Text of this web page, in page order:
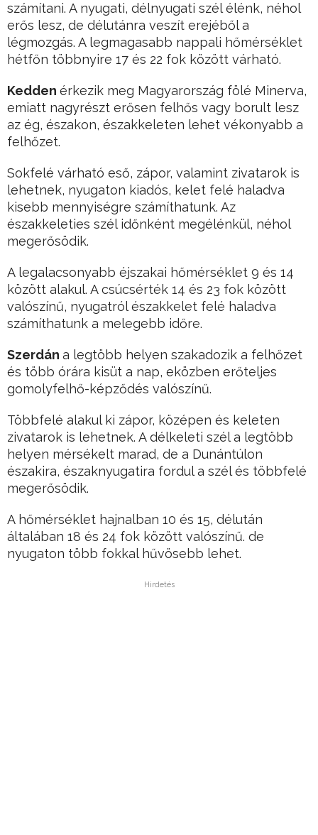
számítani. A nyugati, délnyugati szél élénk, néhol
erős lesz, de délutánra veszít erejéből a
légmozgás. A legmagasabb nappali hőmérséklet
hétfőn többnyire 17 és 22 fok között várható.
Kedden érkezik meg Magyarország fölé Minerva,
emiatt nagyrészt erősen felhős vagy borult lesz
az ég, északon, északkeleten lehet vékonyabb a
felhőzet.
Sokfelé várható eső, zápor, valamint zivatarok is
lehetnek, nyugaton kiadós, kelet felé haladva
kisebb mennyiségre számíthatunk. Az
északkeleties szél időnként megélénkül, néhol
megerősödik.
A legalacsonyabb éjszakai hőmérséklet 9 és 14
között alakul. A csúcsérték 14 és 23 fok között
valószínű, nyugatról északkelet felé haladva
számíthatunk a melegebb időre.
Szerdán a legtöbb helyen szakadozik a felhőzet
és több órára kisüt a nap, eközben erőteljes
gomolyfelhő-képződés valószínű.
Többfelé alakul ki zápor, középen és keleten
zivatarok is lehetnek. A délkeleti szél a legtöbb
helyen mérsékelt marad, de a Dunántúlon
északira, északnyugatira fordul a szél és többfelé
megerősödik.
A hőmérséklet hajnalban 10 és 15, délután
általában 18 és 24 fok között valószínű. de
nyugaton több fokkal hűvösebb lehet.
Hirdetés